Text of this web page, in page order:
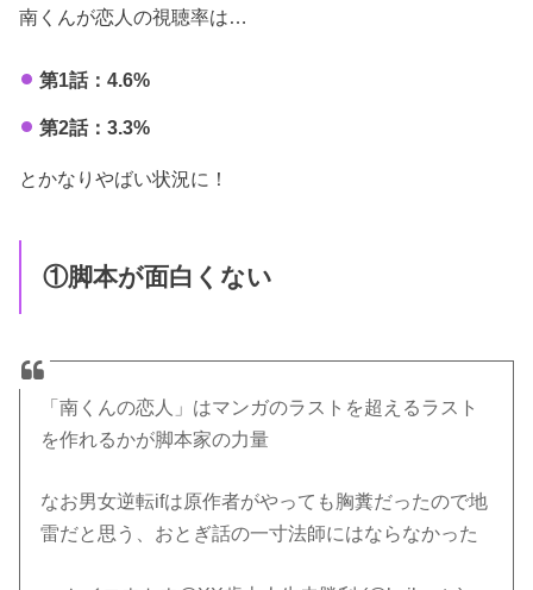
南くんが恋人の視聴率は…
第1話：4.6%
第2話：3.3%
とかなりやばい状況に！
①脚本が面白くない
「南くんの恋人」はマンガのラストを超えるラスト
を作れるかが脚本家の力量
なお男女逆転ifは原作者がやっても胸糞だったので地
雷だと思う、おとぎ話の一寸法師にはならなかった